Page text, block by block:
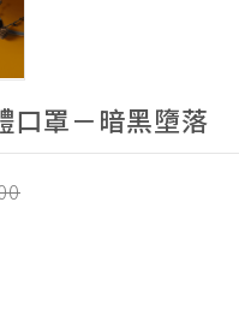
口罩－暗黑墮落